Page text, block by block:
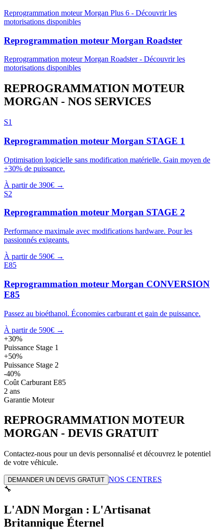
Reprogrammation moteurMorgan Plus 6 - Découvrir les
motorisations disponibles
Reprogrammation moteur Morgan Roadster
Reprogrammation moteurMorgan Roadster- Découvrir les
motorisations disponibles
REPROGRAMMATION MOTEUR
MORGAN - NOS SERVICES
S1
Reprogrammation moteur Morgan STAGE 1
Optimisation logicielle sans modification matérielle. Gain moyen de
+30% de puissance.
À partir de 390€ →
S2
Reprogrammation moteur Morgan STAGE 2
Performance maximale avec modifications hardware. Pour les
passionnés exigeants.
À partir de 590€ →
E85
Reprogrammation moteur Morgan CONVERSION
E85
Passez au bioéthanol. Économies carburant et gain de puissance.
À partir de 590€ →
+30%
Puissance Stage 1
+50%
Puissance Stage 2
-40%
Coût Carburant E85
2 ans
Garantie Moteur
REPROGRAMMATION MOTEUR
MORGAN - DEVIS GRATUIT
Contactez-nous pour un devis personnalisé et découvrez le potentiel
de votre véhicule.
DEMANDER UN DEVIS GRATUIT NOS CENTRES
🔧
L'ADN Morgan : L'Artisanat
Britannique Éternel